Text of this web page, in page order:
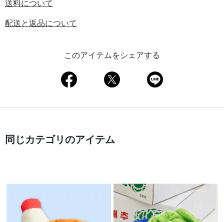
送料について
配送と返品について
このアイテムをシェアする
同じカテゴリのアイテム